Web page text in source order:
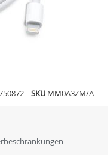
SKU MM0A3ZM/A